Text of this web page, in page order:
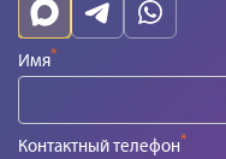
Имя*
Контактный телефон*